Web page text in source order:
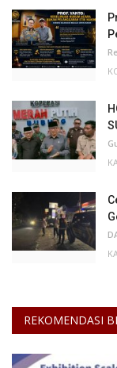
REKOMENDASI